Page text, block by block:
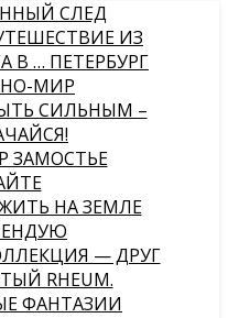
СЛЕД
ИЗ
В … ПЕТЕРБУРГ
МИР
СИЛЬНЫМ –
ЗАМОСТЬЕ
НА ЗЕМЛЕ
— ДРУГ
RHEUM.
ФАНТАЗИИ